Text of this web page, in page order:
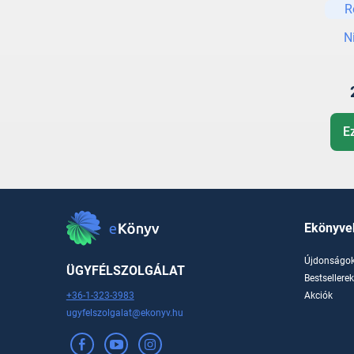
ÜGYFÉLSZOLGÁLAT
+36-1-323-3983
ugyfelszolgalat@ekonyv.hu
Bestsellerek
Akciók